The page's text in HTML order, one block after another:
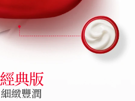
經典版
細緻豐潤